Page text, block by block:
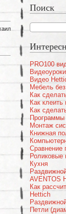
Поиск
PRO100
Видео
Мебель
Как
Как клеить
Как
Программы
Монтаж
Книжная
Сравнение
Кухня
AVENTOS
Как
Hettich
Петли